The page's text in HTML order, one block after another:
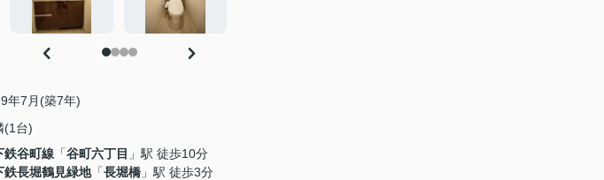
年7月(築7年)
(1台)
鉄谷町線 「谷町六丁目 」駅 徒歩10分
鉄長堀鶴見緑地「長堀橋 」駅 徒歩3分